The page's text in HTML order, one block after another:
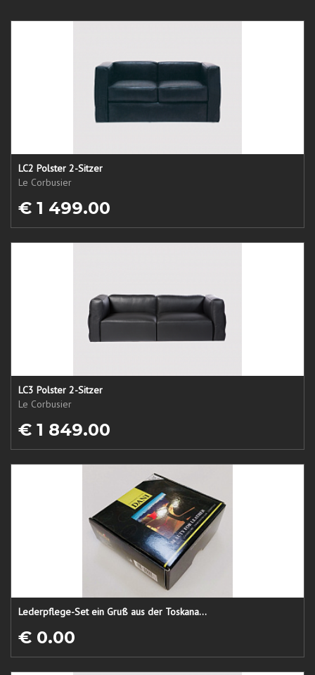
LC2 Polster 2-Sitzer
Le Corbusier
€ 1 499.00
LC3 Polster 2-Sitzer
Le Corbusier
€ 1 849.00
Lederpflege-Set ein Gruß aus der Toskana...
€ 0.00